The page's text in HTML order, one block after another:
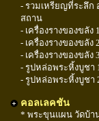
- รวมเหรียญที่ระลึก
สถาน
- เครื่องรางของขลัง 1
- เครื่องรางของขลัง 2
- เครื่องรางของขลัง 3
- รูปหล่อพระหิ้งบูชา
- รูปหล่อพระหิ้งบูชา
คอลเลคชัน
* พระขุนแผน วัดบ้า